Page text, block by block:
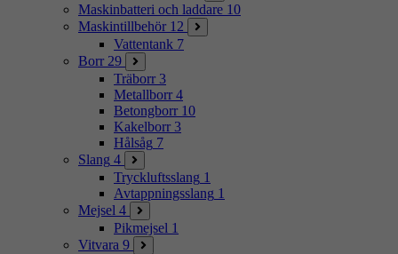
Maskinbatteri och laddare 10
Maskintillbehör 12
Vattentank 7
Borr 29
Träborr 3
Metallborr 4
Betongborr 10
Kakelborr 3
Hålsåg 7
Slang 4
Tryckluftsslang 1
Avtappningsslang 1
Mejsel 4
Pikmejsel 1
Vitvara 9